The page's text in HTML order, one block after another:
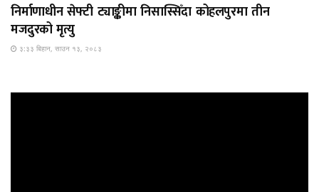
निर्माणाधीन सेफ्टी ट्याङ्कीमा निसास्सिँदा कोहलपुरमा तीन
मजदुरको मृत्यु
३:३३ बिहान, साउन १३, २०८३